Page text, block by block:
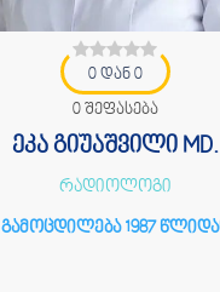
0 დან 0
0 შეფასება
ეკა გიუაშვილი MD.
რადიოლოგი
გამოცდილება 1987